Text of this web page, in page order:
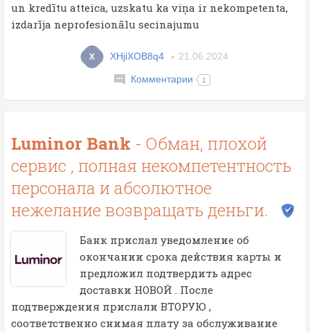
un kredītu atteica, uzskatu ka viņa ir nekompetenta,
izdarīja neprofesionālu secinajumu
X XHjiXOB8q4 21.06.2024
Комментарии 1
Luminor Bank - Обман, плохой
сервис , полная некомпетентность
персонала и абсолютное
нежелание возвращать деньги.
Банк прислал уведомление об
окончании срока действия карты и
предложил подтвердить адрес
доставки НОВОЙ . После
подтверждения прислали ВТОРУЮ ,
соответственно снимая плату за обслуживание